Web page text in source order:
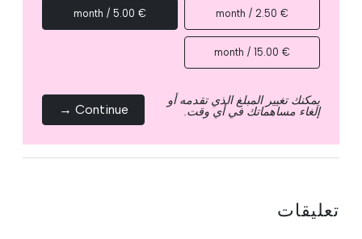
€ 2.50 / month
€ 5.00 / month
€ 15.00 / month
يمكنك تغيير المبلغ الذي تقدمه أو
إلغاء مساهماتك في أي وقت. Continue →
تعليقات